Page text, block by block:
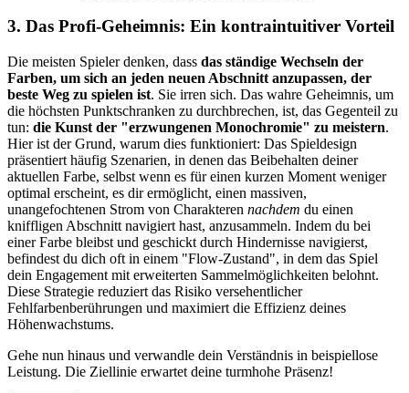
3. Das Profi-Geheimnis: Ein kontraintuitiver Vorteil
Die meisten Spieler denken, dass das ständige Wechseln der
Farben, um sich an jeden neuen Abschnitt anzupassen, der
beste Weg zu spielen ist. Sie irren sich. Das wahre Geheimnis, um
die höchsten Punktschranken zu durchbrechen, ist, das Gegenteil zu
tun: die Kunst der "erzwungenen Monochromie" zu meistern.
Hier ist der Grund, warum dies funktioniert: Das Spieldesign
präsentiert häufig Szenarien, in denen das Beibehalten deiner
aktuellen Farbe, selbst wenn es für einen kurzen Moment weniger
optimal erscheint, es dir ermöglicht, einen massiven,
unangefochtenen Strom von Charakteren nachdem du einen
kniffligen Abschnitt navigiert hast, anzusammeln. Indem du bei
einer Farbe bleibst und geschickt durch Hindernisse navigierst,
befindest du dich oft in einem "Flow-Zustand", in dem das Spiel
dein Engagement mit erweiterten Sammelmöglichkeiten belohnt.
Diese Strategie reduziert das Risiko versehentlicher
Fehlfarbenberührungen und maximiert die Effizienz deines
Höhenwachstums.
Gehe nun hinaus und verwandle dein Verständnis in beispiellose
Leistung. Die Ziellinie erwartet deine turmhohe Präsenz!